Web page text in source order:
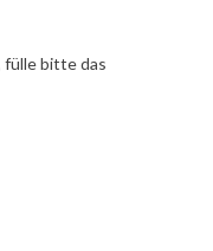
fülle bitte das